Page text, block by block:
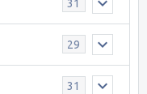
31
29
31